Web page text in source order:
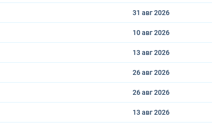
31 авг2026
10 авг2026
13 авг2026
26 авг2026
26 авг2026
13 авг2026